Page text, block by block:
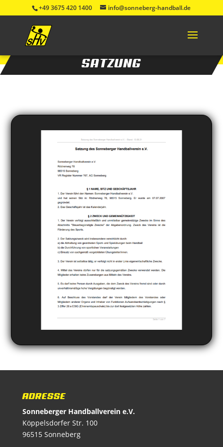
+49 3675 420 1400 info@sonneberg-handball.de
SATZUNG
ADRESSE
Sonneberger Handballverein e.V.
Köppelsdorfer Str. 100
96515 Sonneberg